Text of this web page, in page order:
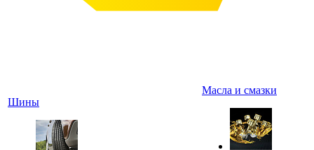
Шины
Масла и смазки